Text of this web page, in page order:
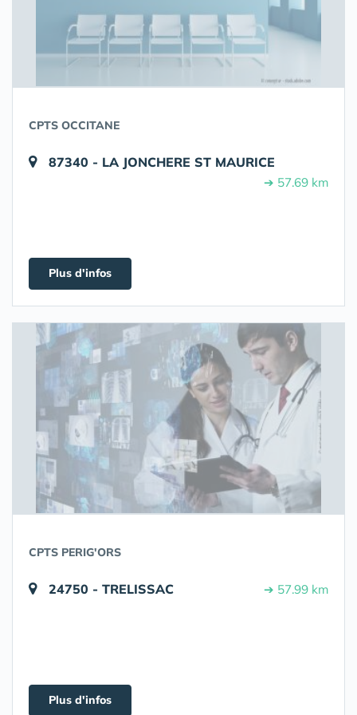
CPTS OCCITANE
87340 - LA JONCHERE ST MAURICE
➔ 57.69 km
Plus d'infos
CPTS PERIG'ORS
24750 - TRELISSAC ➔ 57.99 km
Plus d'infos